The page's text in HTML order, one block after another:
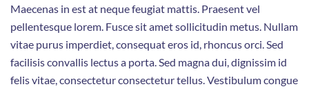
Maecenas in est at neque feugiat mattis. Praesent vel
pellentesque lorem. Fusce sit amet sollicitudin metus. Nullam
vitae purus imperdiet, consequat eros id, rhoncus orci. Sed
facilisis convallis lectus a porta. Sed magna dui, dignissim id
felis vitae, consectetur consectetur tellus. Vestibulum congue